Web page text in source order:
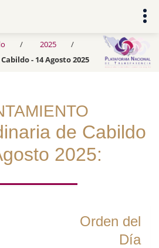
2025
- 14 Agosto 2025
de Cabildo
2025:
Orden del
Día